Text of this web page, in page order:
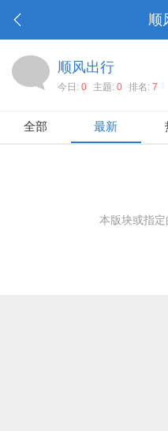
顺
顺风出行
今日: 0 主题: 0 排名: 7
全部 最新
本版块或指